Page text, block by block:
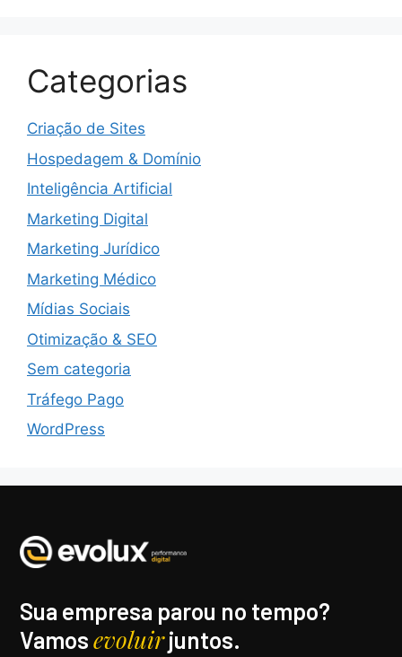
Categorias
Criação de Sites
Hospedagem & Domínio
Inteligência Artificial
Marketing Digital
Marketing Jurídico
Marketing Médico
Mídias Sociais
Otimização & SEO
Sem categoria
Tráfego Pago
WordPress
Sua empresa parou no tempo?
Vamosevoluirjuntos.